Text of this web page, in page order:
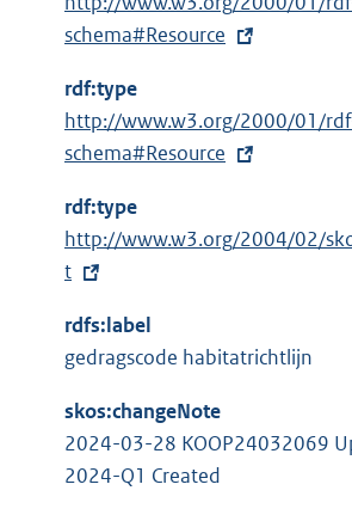
x
e
r
n
l
i
k
:
schema#Resource
rdf:type
E
x
e
r
n
n
k
:
http://www.w3.org/2000/01/
schema#Resource
rdf:type
E
x
e
r
n
e
l
http://www.w3.org/2004/02/
t
rdfs:label
gedragscode habitatrichtlijn
skos:changeNote
2024-03-28 KOOP24032069
2024-Q1 Created